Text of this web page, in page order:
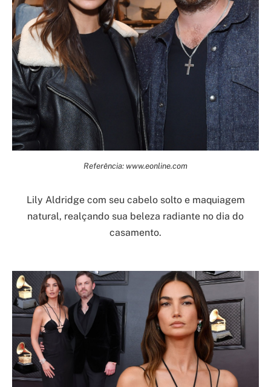
Referência: www.eonline.com
Lily Aldridge com seu cabelo solto e maquiagem
natural, realçando sua beleza radiante no dia do
casamento.